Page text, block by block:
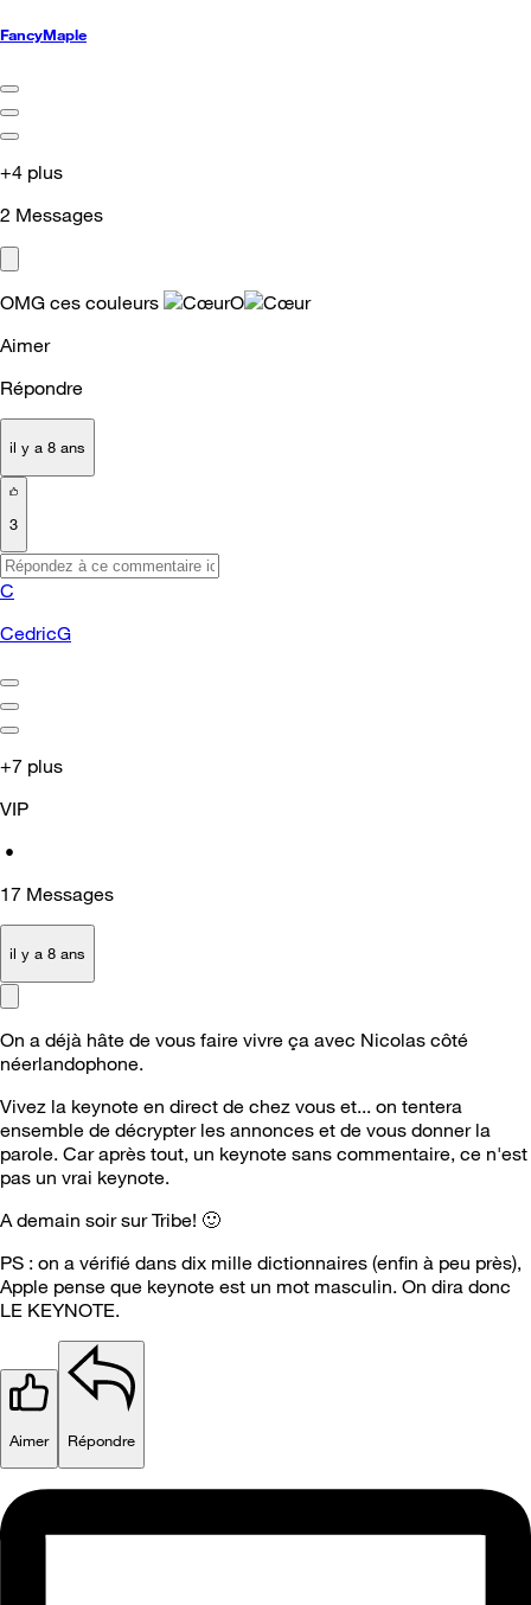
FancyMaple
+4 plus
2 Messages
OMG ces couleurs
O
Aimer
Répondre
il y a 8 ans
3
C
CedricG
+7 plus
VIP
•
17 Messages
il y a 8 ans
On a déjà hâte de vous faire vivre ça avec Nicolas côté
néerlandophone.
Vivez la keynote en direct de chez vous et... on tentera
ensemble de décrypter les annonces et de vous donner la
parole. Car après tout, un keynote sans commentaire, ce n'est
pas un vrai keynote.
A demain soir sur Tribe! 🙂
PS : on a vérifié dans dix mille dictionnaires (enfin à peu près),
Apple pense que keynote est un mot masculin. On dira donc
LE KEYNOTE.
Aimer Répondre